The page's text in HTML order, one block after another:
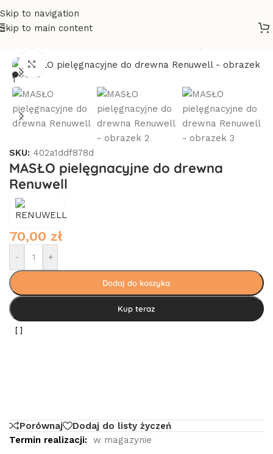
Skip to navigation
Skip to main content
Click to enlarge
SKU: 402a1ddf878d
MASŁO pielęgnacyjne do drewna
Renuwell
70,00 zł
- +
Dodaj do koszyka
Kup teraz
Porównaj
Dodaj do listy życzeń
Termin realizacji:
w magazynie